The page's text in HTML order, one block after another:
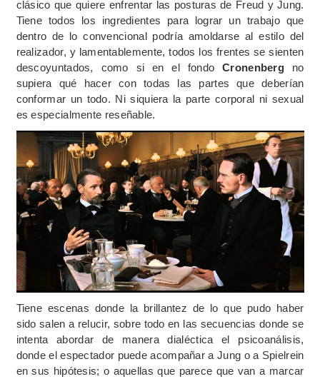
clásico que quiere enfrentar las posturas de Freud y Jung.
Tiene todos los ingredientes para lograr un trabajo que
dentro de lo convencional podría amoldarse al estilo del
realizador, y lamentablemente, todos los frentes se sienten
descoyuntados, como si en el fondoCronenberg no
supiera qué hacer con todas las partes que deberían
conformar un todo. Ni siquiera la parte corporal ni sexual
es especialmente reseñable.
Tiene escenas donde la brillantez de lo que pudo haber
sido salen a relucir, sobre todo en las secuencias donde se
intenta abordar de manera dialéctica el psicoanálisis,
donde el espectador puede acompañar a Jung o a Spielrein
en sus hipótesis; o aquellas que parece que van a marcar